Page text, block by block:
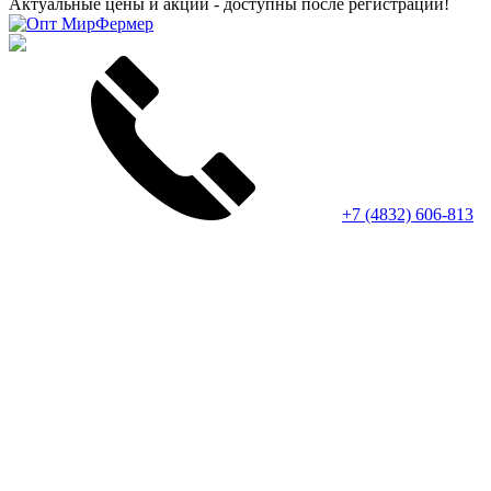
Актуальные цены и акции - доступны после регистрации!
+7 (4832) 606-813